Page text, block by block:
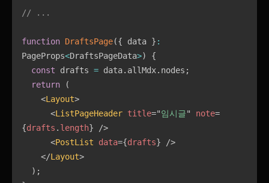
// ...
function DraftsPage({ data } :
PageProps<DraftsPageData>)
{
const drafts = data. allMdx. nodes ;
return
(
<Layout>
<ListPageHeader title="임시글" note=
{drafts . length}
/>
<PostList data={drafts}
/>
</Layout>
) ;